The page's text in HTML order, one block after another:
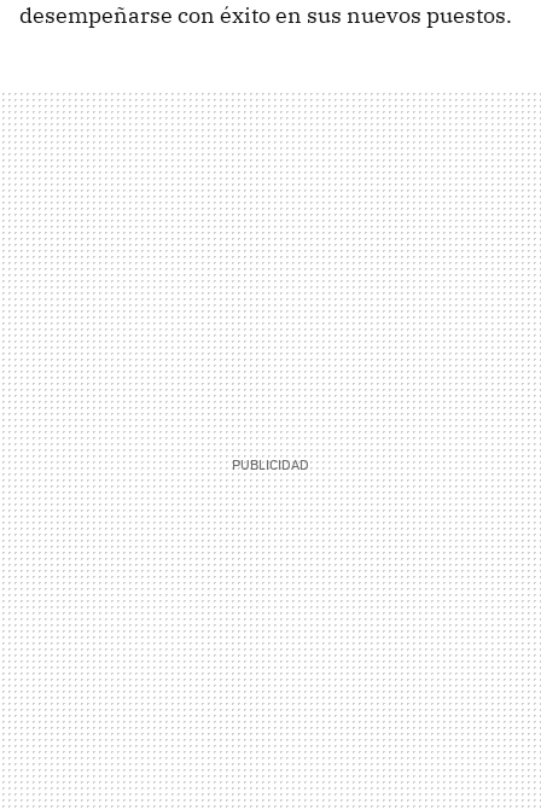
desempeñarse con éxito en sus nuevos puestos.